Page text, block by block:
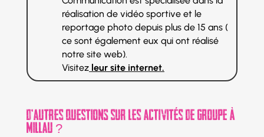
réalisation de vidéo sportive et le
reportage photo depuis plus de 15 ans (
ce sont également eux qui ont réalisé
notre site web).
Visitez leur site internet.
D’autres questionS sur les activités de groupe à
Millau ?